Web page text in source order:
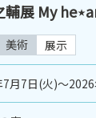
輔展 My
美術 展示
7月7日(火)～